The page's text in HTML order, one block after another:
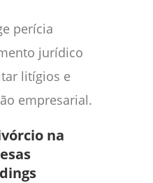
perícia
jurídico
litígios e
empresarial.
na